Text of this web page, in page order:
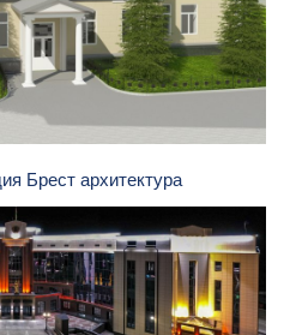
Брест архитектура